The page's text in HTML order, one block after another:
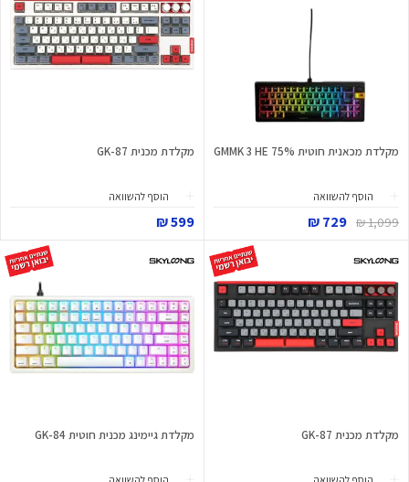
מקלדת מכאנית חוטית GMMK 3 HE 75%
הוסף להשוואה
1,099 ₪
729 ₪
מקלדת מכנית GK-87
הוסף להשוואה
599 ₪
מקלדת מכנית GK-87 מקלדת גיימינג מכנית חוטית GK-84